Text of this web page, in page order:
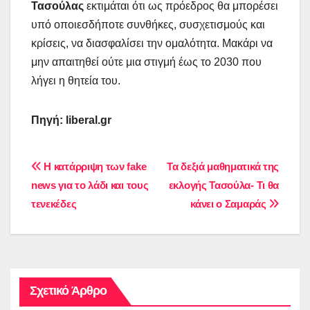
Τασούλας εκτιμάται ότι ως πρόεδρος θα μπορέσει
υπό οποιεσδήποτε συνθήκες, συσχετισμούς και
κρίσεις, να διασφαλίσει την ομαλότητα. Μακάρι να
μην απαιτηθεί ούτε μια στιγμή έως το 2030 που
λήγει η θητεία του.
Πηγή: liberal.gr
Πλοήγηση
άρθρων
Τα δεξιά μαθηματικά της
εκλογής Τασούλα- Τι θα
κάνει ο Σαμαράς
Η κατάρριψη των fake
news για το λάδι και τους
τενεκέδες
Σχετικό Άρθρο